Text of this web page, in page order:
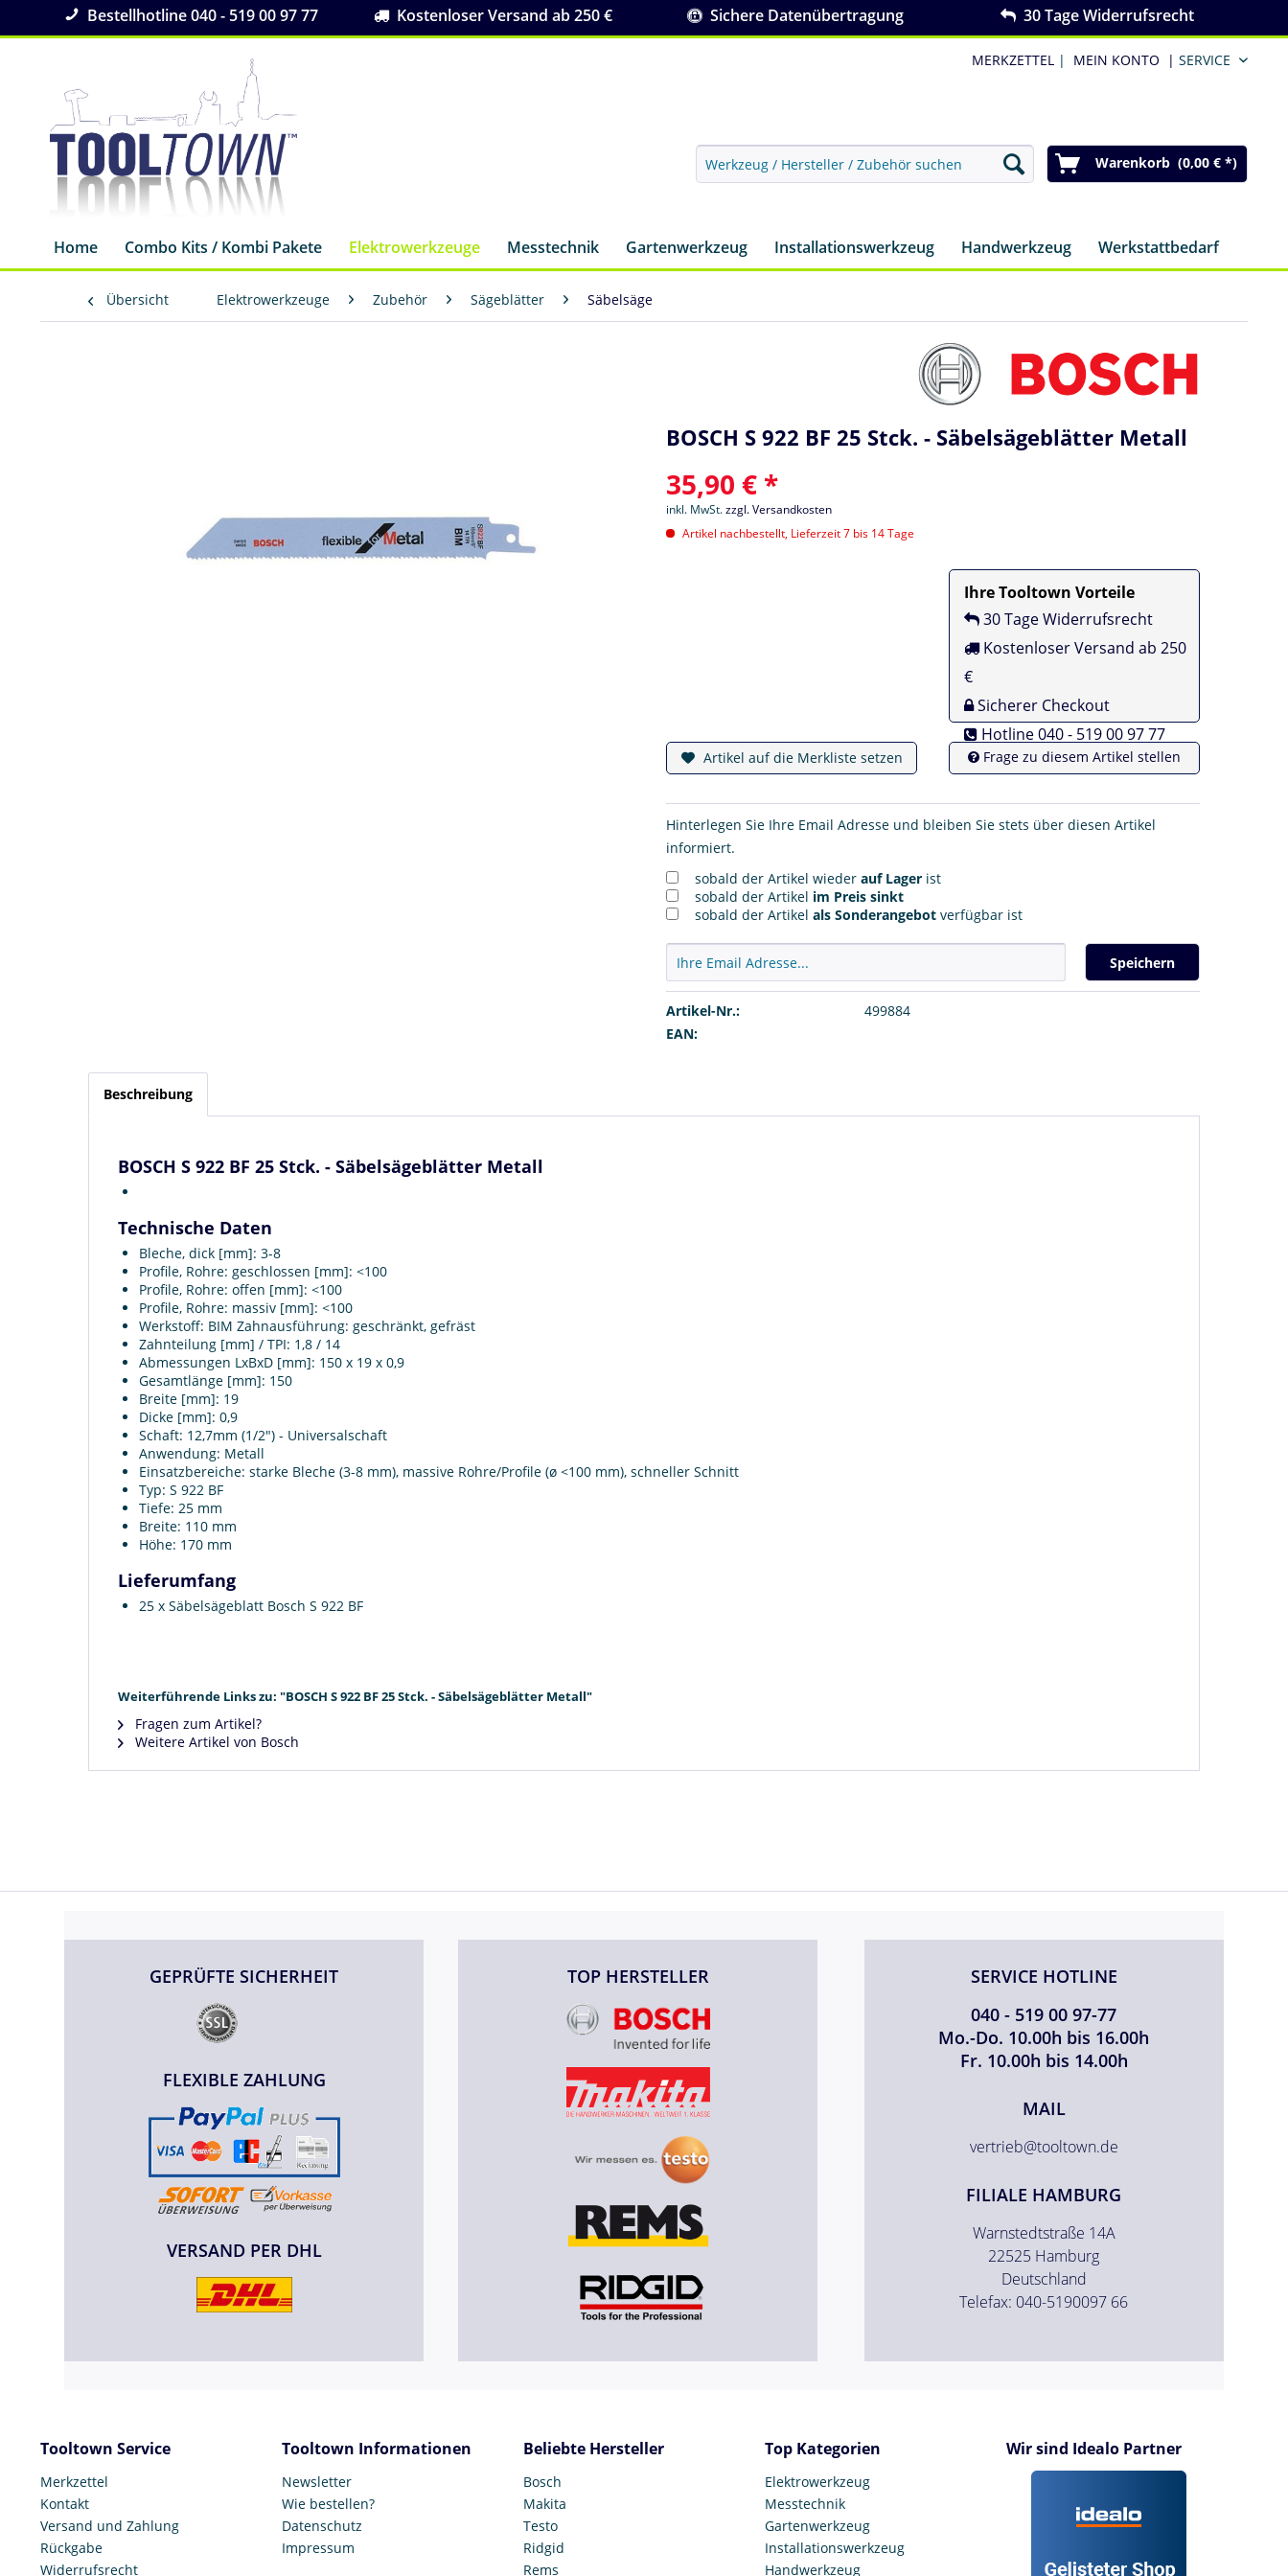
Bestellhotline 040 - 519 00 97 77 Kostenloser Versand ab 250 € Sichere Datenübertragung 30 Tage Widerrufsrecht
MERKZETTEL | MEIN KONTO | SERVICE
Warenkorb (0,00 € *)
Home Combo Kits / Kombi Pakete Elektrowerkzeuge Messtechnik Gartenwerkzeug Installationswerkzeug Handwerkzeug Werkstattbedarf
Übersicht Elektrowerkzeuge Zubehör Sägeblätter Säbelsäge
BOSCH S 922 BF 25 Stck. - Säbelsägeblätter Metall
35,90 € *
inkl. MwSt.zzgl. Versandkosten
Artikel nachbestellt, Lieferzeit 7 bis 14 Tage
Ihre Tooltown Vorteile
30 Tage Widerrufsrecht
Kostenloser Versand ab 250
€
Sicherer Checkout
Hotline 040 - 519 00 97 77
Artikel auf die Merkliste setzen Frage zu diesem Artikel stellen
Hinterlegen Sie Ihre Email Adresse und bleiben Sie stets über diesen Artikel
informiert.
sobald der Artikel wiederauf Lager ist
sobald der Artikel im Preis sinkt
sobald der Artikelals Sonderangebot verfügbar ist
Speichern
Artikel-Nr.:
499884
EAN:
Beschreibung
BOSCH S 922 BF 25 Stck. - Säbelsägeblätter Metall
Technische Daten
Bleche, dick [mm]: 3-8
Profile, Rohre: geschlossen [mm]: <100
Profile, Rohre: offen [mm]: <100
Profile, Rohre: massiv [mm]: <100
Werkstoff: BIM Zahnausführung: geschränkt, gefräst
Zahnteilung [mm] / TPI: 1,8 / 14
Abmessungen LxBxD [mm]: 150 x 19 x 0,9
Gesamtlänge [mm]: 150
Breite [mm]: 19
Dicke [mm]: 0,9
Schaft: 12,7mm (1/2") - Universalschaft
Anwendung: Metall
Einsatzbereiche: starke Bleche (3-8 mm), massive Rohre/Profile (ø <100 mm), schneller Schnitt
Typ: S 922 BF
Tiefe: 25 mm
Breite: 110 mm
Höhe: 170 mm
Lieferumfang
25 x Säbelsägeblatt Bosch S 922 BF
Weiterführende Links zu: "BOSCH S 922 BF 25 Stck. - Säbelsägeblätter Metall"
Fragen zum Artikel?
Weitere Artikel von Bosch
GEPRÜFTE SICHERHEIT
FLEXIBLE ZAHLUNG
VERSAND PER DHL
TOP HERSTELLER
SERVICE HOTLINE
040 - 519 00 97-77
Mo.-Do. 10.00h bis 16.00h
Fr. 10.00h bis 14.00h
MAIL
vertrieb@tooltown.de
FILIALE HAMBURG
Warnstedtstraße 14A
22525 Hamburg
Deutschland
Telefax: 040-5190097 66
Tooltown Service
Merkzettel
Kontakt
Versand und Zahlung
Rückgabe
Widerrufsrecht
Tooltown Informationen
Newsletter
Wie bestellen?
Datenschutz
Impressum
Beliebte Hersteller
Bosch
Makita
Testo
Ridgid
Rems
Top Kategorien
Elektrowerkzeug
Messtechnik
Gartenwerkzeug
Installationswerkzeug
Handwerkzeug
Wir sind Idealo Partner